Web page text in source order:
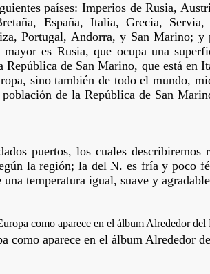
países: Imperios de Rusia,
España, Italia, Grecia,
Portugal, Andorra, y San Marino;
es Rusia, que ocupa una
República de San Marino, que está en
sino también de todo el mundo,
de la República de San
puertos, los cuales describiremos
la región; la del N. es fría y poco
temperatura igual, suave y
como aparece en el álbum Alrededor